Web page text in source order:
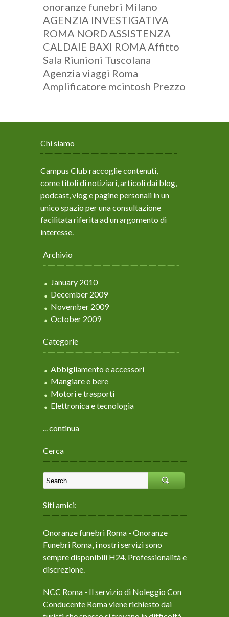
onoranze funebri Milano
AGENZIA INVESTIGATIVA
ROMA NORDASSISTENZA
CALDAIE BAXI ROMAAffitto
Sala Riunioni Tuscolana
Agenzia viaggi Roma
Amplificatore mcintosh Prezzo
Chi siamo
Campus Club raccoglie contenuti,
come titoli di notiziari, articoli dai blog,
podcast, vlog e pagine personali in un
unico spazio per una consultazione
facilitata riferita ad un argomento di
interesse.
Archivio
January 2010
December 2009
November 2009
October 2009
Categorie
Abbigliamento e accessori
Mangiare e bere
Motori e trasporti
Elettronica e tecnologia
... continua
Cerca
Siti amici:
Onoranze funebri Roma - Onoranze
Funebri Roma, i nostri servizi sono
sempre disponibili H24. Professionalità e
discrezione.
NCC Roma - Il servizio di Noleggio Con
Conducente Roma viene richiesto dai